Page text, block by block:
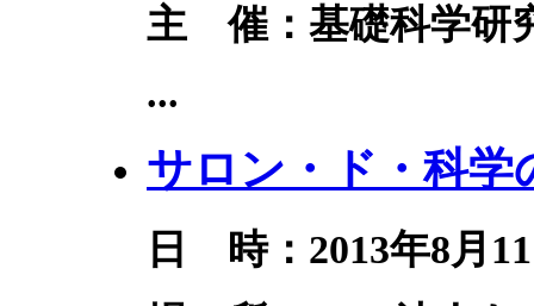
主 催：基礎科学研
...
サロン・ド・科学
日 時：2013年8月